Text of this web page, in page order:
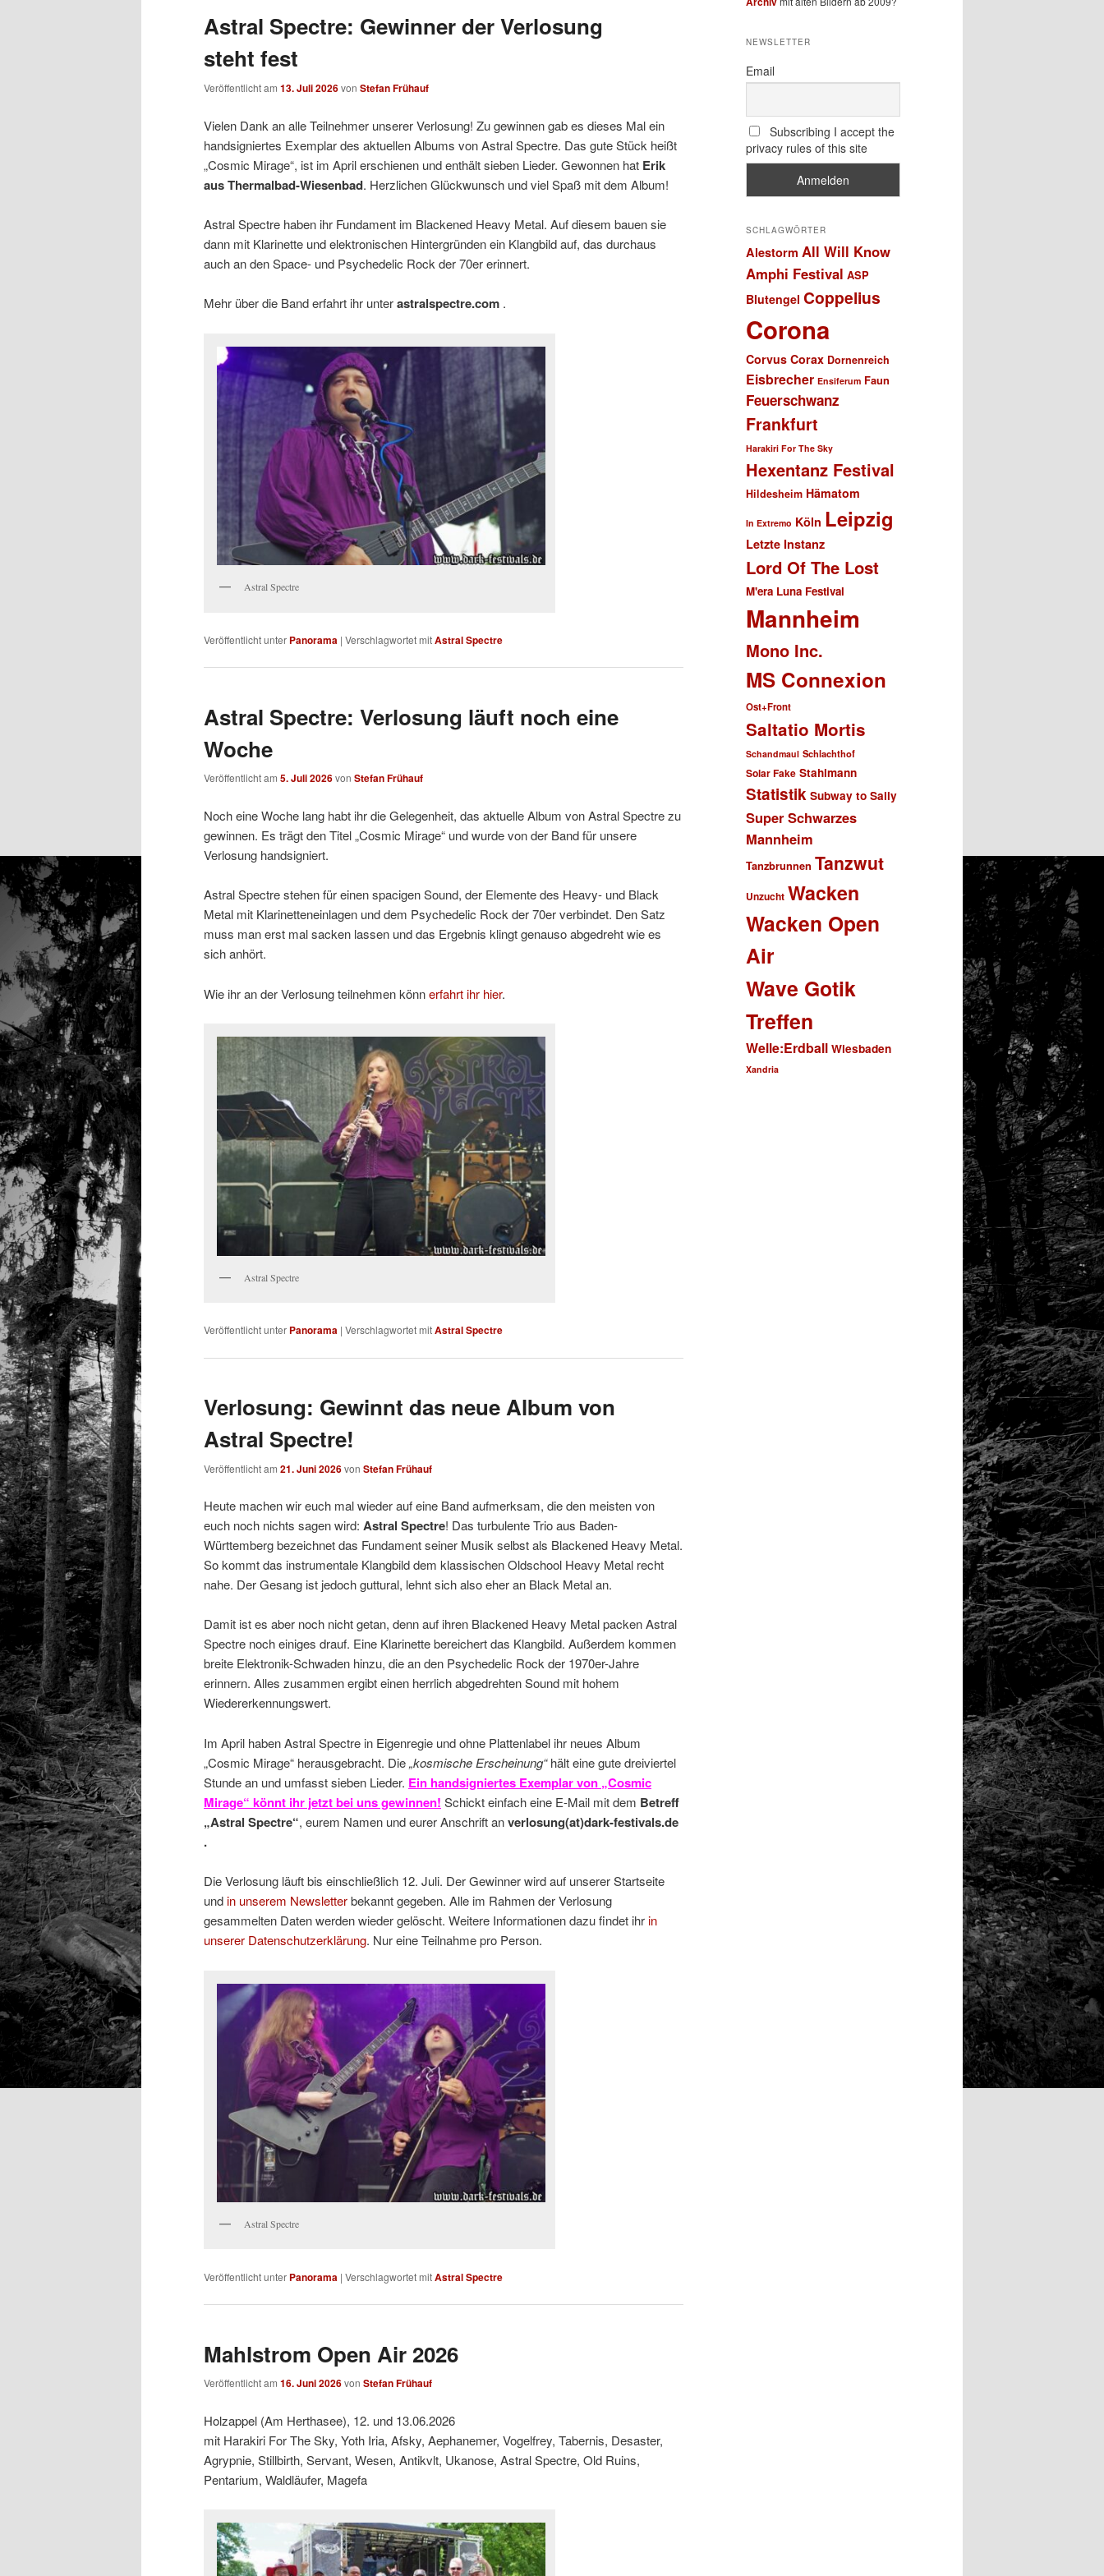
Astral Spectre: Gewinner der Verlosung
steht fest
Veröffentlicht am 13. Juli 2026von Stefan Frühauf
Vielen Dank an alle Teilnehmer unserer Verlosung! Zu gewinnen gab es dieses Mal ein
handsigniertes Exemplar des aktuellen Albums von Astral Spectre. Das gute Stück heißt
„Cosmic Mirage“, ist im April erschienen und enthält sieben Lieder. Gewonnen hat Erik
aus Thermalbad-Wiesenbad. Herzlichen Glückwunsch und viel Spaß mit dem Album!
Astral Spectre haben ihr Fundament im Blackened Heavy Metal. Auf diesem bauen sie
dann mit Klarinette und elektronischen Hintergründen ein Klangbild auf, das durchaus
auch an den Space- und Psychedelic Rock der 70er erinnert.
Mehr über die Band erfahrt ihr unterastralspectre.com .
Astral Spectre
Veröffentlicht unter Panorama | Verschlagwortet mitAstral Spectre
Astral Spectre: Verlosung läuft noch eine
Woche
Veröffentlicht am 5. Juli 2026von Stefan Frühauf
Noch eine Woche lang habt ihr die Gelegenheit, das aktuelle Album von Astral Spectre zu
gewinnen. Es trägt den Titel „Cosmic Mirage“ und wurde von der Band für unsere
Verlosung handsigniert.
Astral Spectre stehen für einen spacigen Sound, der Elemente des Heavy- und Black
Metal mit Klarinetteneinlagen und dem Psychedelic Rock der 70er verbindet. Den Satz
muss man erst mal sacken lassen und das Ergebnis klingt genauso abgedreht wie es
sich anhört.
Wie ihr an der Verlosung teilnehmen könnerfahrt ihr hier.
Astral Spectre
Veröffentlicht unter Panorama | Verschlagwortet mitAstral Spectre
Verlosung: Gewinnt das neue Album von
Astral Spectre!
Veröffentlicht am 21. Juni 2026von Stefan Frühauf
Heute machen wir euch mal wieder auf eine Band aufmerksam, die den meisten von
euch noch nichts sagen wird: Astral Spectre! Das turbulente Trio aus Baden-
Württemberg bezeichnet das Fundament seiner Musik selbst als Blackened Heavy Metal.
So kommt das instrumentale Klangbild dem klassischen Oldschool Heavy Metal recht
nahe. Der Gesang ist jedoch guttural, lehnt sich also eher an Black Metal an.
Damit ist es aber noch nicht getan, denn auf ihren Blackened Heavy Metal packen Astral
Spectre noch einiges drauf. Eine Klarinette bereichert das Klangbild. Außerdem kommen
breite Elektronik-Schwaden hinzu, die an den Psychedelic Rock der 1970er-Jahre
erinnern. Alles zusammen ergibt einen herrlich abgedrehten Sound mit hohem
Wiedererkennungswert.
Im April haben Astral Spectre in Eigenregie und ohne Plattenlabel ihr neues Album
„Cosmic Mirage“ herausgebracht. Die„kosmische Erscheinung“hält eine gute dreiviertel
Stunde an und umfasst sieben Lieder. Ein handsigniertes Exemplar von „Cosmic
Mirage“ könnt ihr jetzt bei uns gewinnen! Schickt einfach eine E-Mail mit dem Betreff
„Astral Spectre“, eurem Namen und eurer Anschrift anverlosung(at)dark-festivals.de
.
Die Verlosung läuft bis einschließlich 12. Juli. Der Gewinner wird auf unserer Startseite
undin unserem Newsletterbekannt gegeben. Alle im Rahmen der Verlosung
gesammelten Daten werden wieder gelöscht. Weitere Informationen dazu findet ihrin
unserer Datenschutzerklärung. Nur eine Teilnahme pro Person.
Astral Spectre
Veröffentlicht unter Panorama | Verschlagwortet mitAstral Spectre
Mahlstrom Open Air 2026
Veröffentlicht am 16. Juni 2026von Stefan Frühauf
Holzappel (Am Herthasee), 12. und 13.06.2026
mit Harakiri For The Sky, Yoth Iria, Afsky, Aephanemer, Vogelfrey, Tabernis, Desaster,
Agrypnie, Stillbirth, Servant, Wesen, Antikvlt, Ukanose, Astral Spectre, Old Ruins,
Pentarium, Waldläufer, Magefa
NEWSLETTER
Email
Subscribing I accept the
privacy rules of this site
SCHLAGWÖRTER
Alestorm All Will Know
Amphi Festival ASP
Blutengel Coppelius
Corona
Corvus Corax Dornenreich
Eisbrecher Ensiferum Faun
Feuerschwanz
Frankfurt
Harakiri For The Sky
Hexentanz Festival
Hildesheim Hämatom
In Extremo Köln Leipzig
Letzte Instanz
Lord Of The Lost
M'era Luna Festival
Mannheim
Mono Inc.
MS Connexion
Ost+Front
Saltatio Mortis
Schandmaul Schlachthof
Solar Fake Stahlmann
Statistik Subway to Sally
Super Schwarzes
Mannheim
Tanzbrunnen Tanzwut
Unzucht Wacken
Wacken Open
Air
Wave Gotik
Treffen
Welle:Erdball Wiesbaden
Xandria